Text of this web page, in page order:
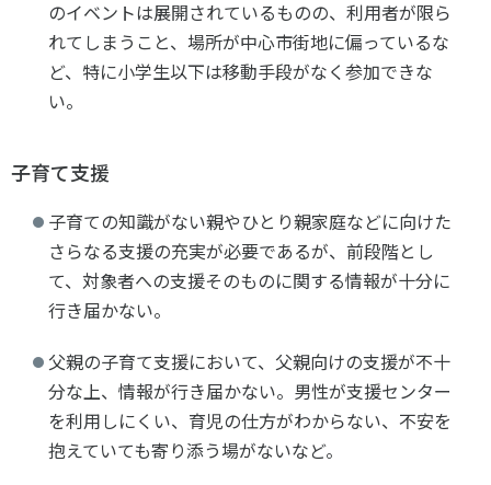
のイベントは展開されているものの、利用者が限ら
れてしまうこと、場所が中心市街地に偏っているな
ど、特に小学生以下は移動手段がなく参加できな
い。
子育て支援
子育ての知識がない親やひとり親家庭などに向けた
さらなる支援の充実が必要であるが、前段階とし
て、対象者への支援そのものに関する情報が十分に
行き届かない。
父親の子育て支援において、父親向けの支援が不十
分な上、情報が行き届かない。男性が支援センター
を利用しにくい、育児の仕方がわからない、不安を
抱えていても寄り添う場がないなど。